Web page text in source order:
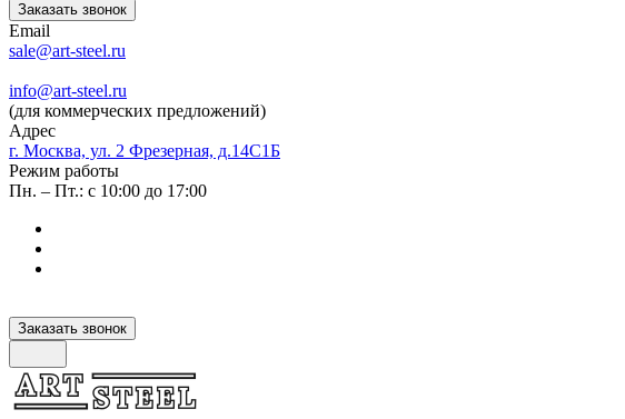
Заказать звонок
Email
sale@art-steel.ru
info@art-steel.ru
(для коммерческих предложений)
Адрес
г. Москва, ул. 2 Фрезерная, д.14С1Б
Режим работы
Пн. – Пт.: с 10:00 до 17:00
Заказать звонок